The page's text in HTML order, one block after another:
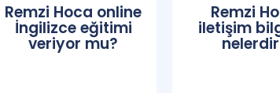
Remzi Hoca online
İngilizce eğitimi
veriyor mu?
Remzi
iletişim